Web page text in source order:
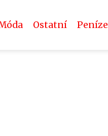
Ostatní Peníze